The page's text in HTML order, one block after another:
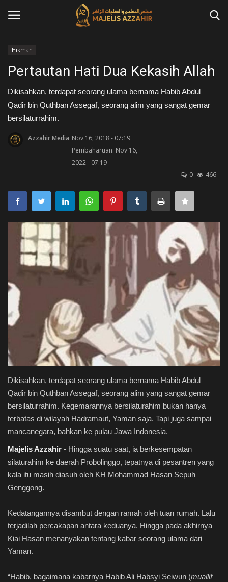
Home
Contact
Azzahir News
Qosidah
Kajian Islam
Syariah
Jadwal
Live Stream
Hikmah
Pertautan Hati Dua Kekasih Allah
Dikisahkan, terdapat seorang ulama bernama Habib Abdul
Qadir bin Quthban Assegaf, seorang alim yang sangat gemar
bersilaturrahim.
Azzahir Media Nov 16, 2018 - 07:19
Pembaharuan: Nov 16,
2022 - 07:19
0
466
Dikisahkan, terdapat seorang ulama bernama Habib Abdul
Qadir bin Quthban Assegaf, seorang alim yang sangat gemar
bersilaturrahim. Kegemarannya bersilaturahim bukan hanya
terbatas di wilayah Hadramaut, Yaman saja. Tapi juga sampai
mancanegara, bahkan ke pulau Jawa Indonesia.
Majelis Azzahir - Hingga suatu saat, ia berkesempatan
silaturahim ke daerah Probolinggo, tepatnya di pesantren yang
kala itu masih diasuh oleh KH Mohammad Hasan Sepuh
Genggong.
Kedatangannya disambut dengan ramah oleh tuan rumah. Lalu
terjadilah percakapan antara keduanya. Hingga pada akhirnya
Kiai Hasan menanyakan tentang kabar seorang ulama dari
Yaman.
“Habib, bagaimana kabarnya Habib Ali Habsyi Seiwun (muallif